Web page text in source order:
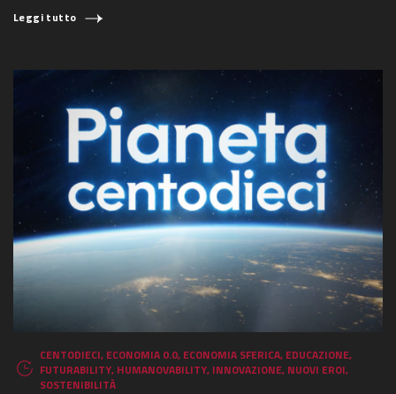
Leggi tutto
CENTODIECI, ECONOMIA 0.0, ECONOMIA SFERICA, EDUCAZIONE,
FUTURABILITY, HUMANOVABILITY, INNOVAZIONE, NUOVI EROI,
SOSTENIBILITÀ